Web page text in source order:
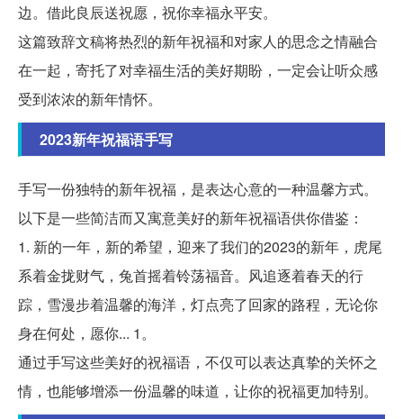
边。借此良辰送祝愿，祝你幸福永平安。
这篇致辞文稿将热烈的新年祝福和对家人的思念之情融合
在一起，寄托了对幸福生活的美好期盼，一定会让听众感
受到浓浓的新年情怀。
2023新年祝福语手写
手写一份独特的新年祝福，是表达心意的一种温馨方式。
以下是一些简洁而又寓意美好的新年祝福语供你借鉴：
1. 新的一年，新的希望，迎来了我们的2023的新年，虎尾
系着金拢财气，兔首摇着铃荡福音。风追逐着春天的行
踪，雪漫步着温馨的海洋，灯点亮了回家的路程，无论你
身在何处，愿你... 1。
通过手写这些美好的祝福语，不仅可以表达真挚的关怀之
情，也能够增添一份温馨的味道，让你的祝福更加特别。